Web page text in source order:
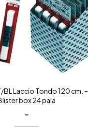
Laccio Tondo 120 cm. –
box 24 paia
-